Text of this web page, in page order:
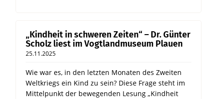
„Kindheit in schweren Zeiten“ – Dr. Günter
Scholz liest im Vogtlandmuseum Plauen
25.11.2025
Wie war es, in den letzten Monaten des Zweiten
Weltkriegs ein Kind zu sein? Diese Frage steht im
Mittelpunkt der bewegenden Lesung „Kindheit